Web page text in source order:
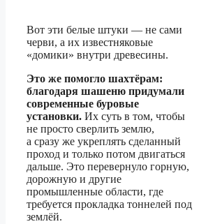
Вот эти белые штуки — не сами
черви, а их известняковые
«домики» внутри древесины.
Это же помогло шахтёрам:
благодаря шашеню придумали
современные буровые
установки. Их суть в том, чтобы
не просто сверлить землю,
а сразу же укреплять сделанный
проход и только потом двигаться
дальше. Это перевернуло горную,
дорожную и другие
промышленные области, где
требуется прокладка тоннелей под
землёй.